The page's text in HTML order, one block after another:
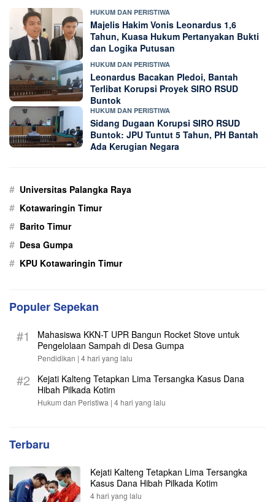
HUKUM DAN PERISTIWA
Majelis Hakim Vonis Leonardus 1,6
Tahun, Kuasa Hukum Pertanyakan Bukti
dan Logika Putusan
HUKUM DAN PERISTIWA
Leonardus Bacakan Pledoi, Bantah
Terlibat Korupsi Proyek SIRO RSUD
Buntok
HUKUM DAN PERISTIWA
Sidang Dugaan Korupsi SIRO RSUD
Buntok: JPU Tuntut 5 Tahun, PH Bantah
Ada Kerugian Negara
# Universitas Palangka Raya
# Kotawaringin Timur
# Barito Timur
# Desa Gumpa
# KPU Kotawaringin Timur
Populer Sepekan
#1
Mahasiswa KKN-T UPR Bangun Rocket Stove untuk
Pengelolaan Sampah di Desa Gumpa
Pendidikan | 4 hari yang lalu
#2
Kejati Kalteng Tetapkan Lima Tersangka Kasus Dana
Hibah Pilkada Kotim
Hukum dan Peristiwa | 4 hari yang lalu
Terbaru
Kejati Kalteng Tetapkan Lima Tersangka
Kasus Dana Hibah Pilkada Kotim
4 hari yang lalu